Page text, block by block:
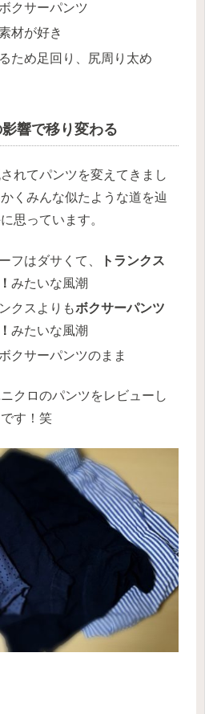
ーパンツ
材が好き
ため足回り、尻周り太め
響で移り変わる
れてパンツを変えてきまし
くみんな似たような道を辿
思っています。
フはダサくて、
トランクス
みたいな風潮
クスよりもボクサーパンツ
みたいな風潮
クサーパンツのまま
クロのパンツをレビューし
す！笑